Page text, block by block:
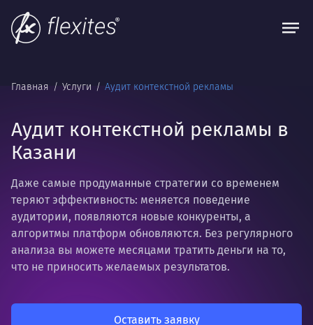
Главная Услуги Аудит контекстной рекламы
Аудит контекстной рекламы в
Казани
Даже самые продуманные стратегии со временем
теряют эффективность: меняется поведение
аудитории, появляются новые конкуренты, а
алгоритмы платформ обновляются. Без регулярного
анализа вы можете месяцами тратить деньги на то,
что не приносить желаемых результатов.
Оставить заявку